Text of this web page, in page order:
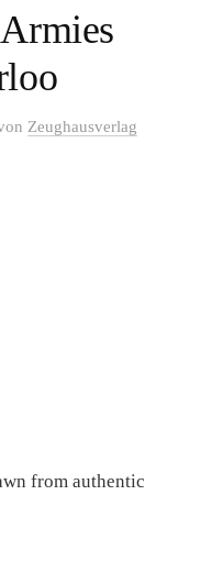
Zeughausverlag
from authentic